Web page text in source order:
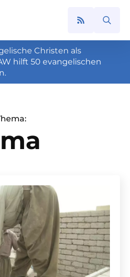
Search
Christen als
hilft 50 evangelischen